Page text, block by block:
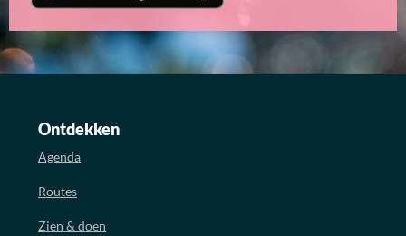
Ontdekken
Agenda
Routes
Zien & doen